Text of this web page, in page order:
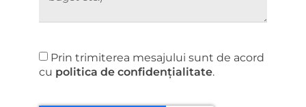
Prin trimiterea mesajului sunt de acord
cu politica de confidențialitate.